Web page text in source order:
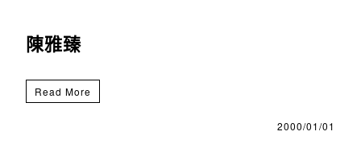
陳雅臻
Read More
2000/01/01